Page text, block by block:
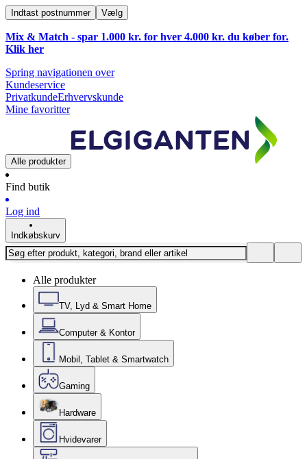
Indtast postnummer Vælg
Mix & Match - spar 1.000 kr. for hver 4.000 kr. du køber for.
Klik her
Spring navigationen over
Kundeservice
PrivatkundeErhvervskunde
Mine favoritter
Alle produkter
Find butik
Log ind
Indkøbskurv
Alle produkter
TV, Lyd & Smart Home
Computer & Kontor
Mobil, Tablet & Smartwatch
Gaming
Hardware
Hvidevarer